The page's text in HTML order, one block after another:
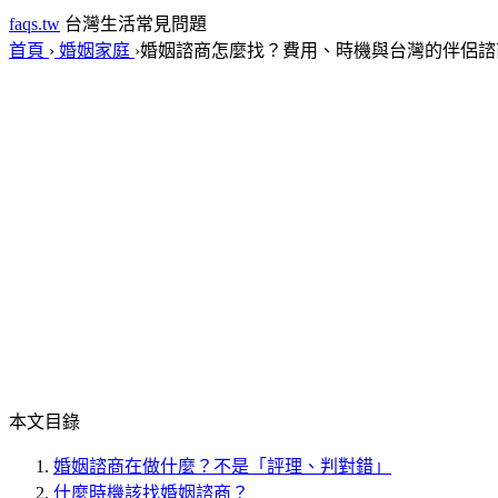
faqs.tw 台灣生活常見問題
首頁 › 婚姻家庭 ›婚姻諮商怎麼找？費用、時機與台灣的伴侶
本文目錄
婚姻諮商在做什麼？不是「評理、判對錯」
什麼時機該找婚姻諮商？